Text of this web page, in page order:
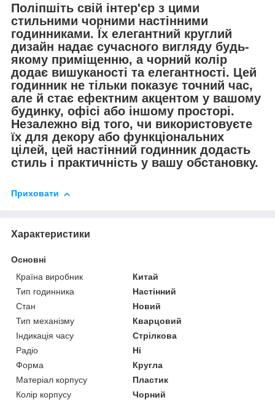
Поліпшіть свій інтер'єр з цими
стильними чорними настінними
годинниками. Їх елегантний круглий
дизайн надає сучасного вигляду будь-
якому приміщенню, а чорний колір
додає вишуканості та елегантності. Цей
годинник не тільки показує точний час,
але й стає ефектним акцентом у вашому
будинку, офісі або іншому просторі.
Незалежно від того, чи використовуєте
їх для декору або функціональних
цілей, цей настінний годинник додасть
стиль і практичність у вашу обстановку.
Приховати
Характеристики
Основні
Країна виробник
Китай
Тип годинника
Настінний
Стан
Новий
Тип механізму
Кварцовий
Індикація часу
Стрілкова
Радіо
Ні
Форма
Кругла
Матеріал корпусу
Пластик
Колір корпусу
Чорний